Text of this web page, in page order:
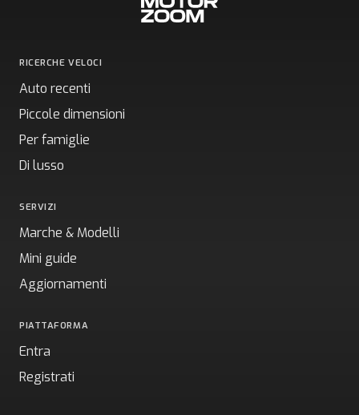
RICERCHE VELOCI
Auto recenti
Piccole dimensioni
Per famiglie
Di lusso
SERVIZI
Marche & Modelli
Mini guide
Aggiornamenti
PIATTAFORMA
Entra
Registrati